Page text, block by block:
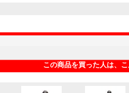
この商品を買った人は、